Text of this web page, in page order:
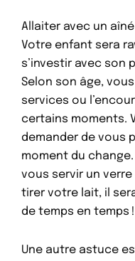
Allaiter avec un aîné
Votre enfant sera
s’investir avec
Selon son âge,
services ou
certains moments.
demander de vous
moment du
vous servir un verre
tirer votre lait, il
de temps en temps !
Une autre astuce